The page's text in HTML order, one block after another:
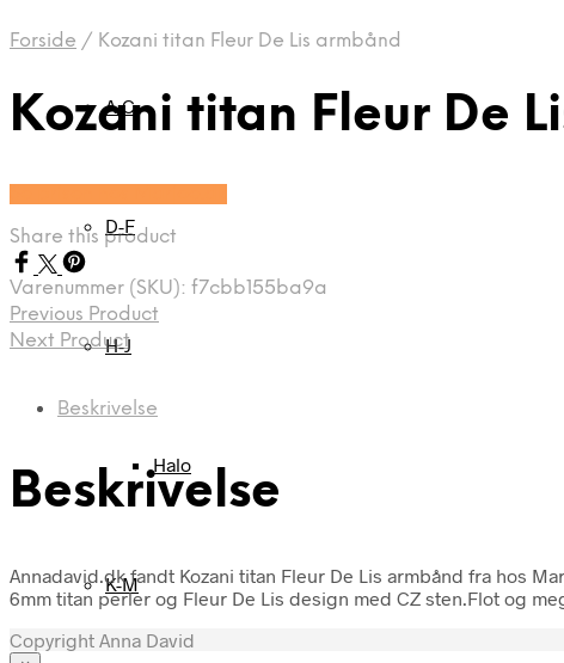
A-C
D-F
H-J
Halo
K-M
Forside / Kozani titan Fleur De Lis armbånd
Kozani titan Fleur De
Share this product
Varenummer (SKU): f7cbb155ba9a
Previous Product
Next Product
Beskrivelse
Beskrivelse
Annadavid.dk fandt Kozani titan Fleur De Lis armbånd fra hos
6mm titan perler og Fleur De Lis design med CZ sten.Flot og
Copyright Anna David